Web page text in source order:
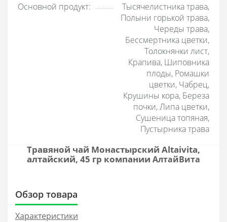
Основной продукт:
Тысячелистника трава,
Полыни горькой трава,
Череды трава,
Бессмертника цветки,
Толокнянки лист,
Крапива, Шиповника
плоды, Ромашки
цветки, Чабрец,
Крушины кора, Береза
почки, Липа цветки,
Сушеница топяная,
Пустырника трава
Травяной чай Монастырский Altaivita,
алтайский, 45 гр компании АлтайВита
Обзор товара
Характеристики